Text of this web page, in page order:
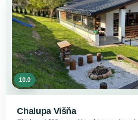
10.0
Chalupa Višňa